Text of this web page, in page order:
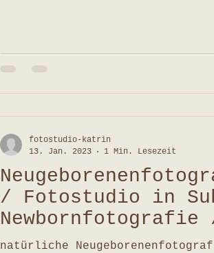
/ Fotostudio in
Newbornfotografie
von Katrin Gessner
natürliche
fotostudio-katrin
13. Jan. 2023
1 Min. Lesezeit